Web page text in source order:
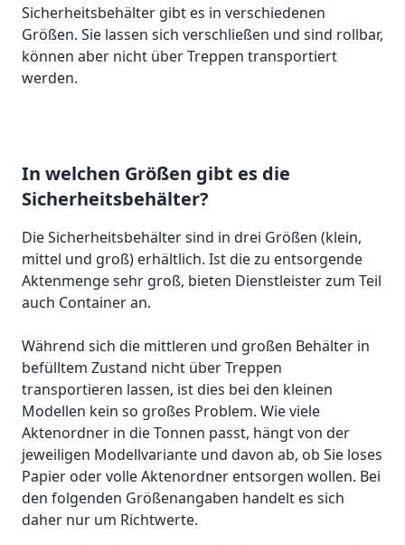
Sicherheitsbehälter gibt es in verschiedenen
Größen. Sie lassen sich verschließen und sind rollbar,
können aber nicht über Treppen transportiert
werden.
In welchen Größen gibt es die
Sicherheitsbehälter?
Die Sicherheitsbehälter sind in drei Größen (klein,
mittel und groß) erhältlich. Ist die zu entsorgende
Aktenmenge sehr groß, bieten Dienstleister zum Teil
auch Container an.
Während sich die mittleren und großen Behälter in
befülltem Zustand nicht über Treppen
transportieren lassen, ist dies bei den kleinen
Modellen kein so großes Problem. Wie viele
Aktenordner in die Tonnen passt, hängt von der
jeweiligen Modellvariante und davon ab, ob Sie loses
Papier oder volle Aktenordner entsorgen wollen. Bei
den folgenden Größenangaben handelt es sich
daher nur um Richtwerte.